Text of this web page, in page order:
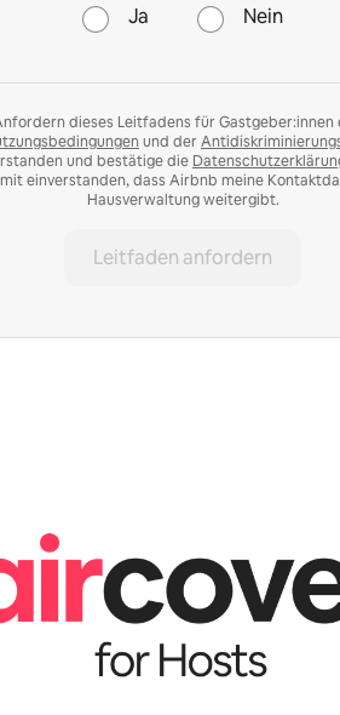
Ja Nein
dieses Leitfadens für Gastgeber:innen
und der
und bestätige die
einverstanden, dass Airbnb meine
Hausverwaltung weitergibt.
Leitfaden anfordern